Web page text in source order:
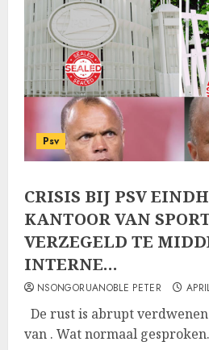
Psv
CRISIS BIJ PSV
KANTOOR VAN
VERZEGELD TE
INTERNE…
NSONGORUANOBLE PETER
De rust is abrupt
van . Wat normaal